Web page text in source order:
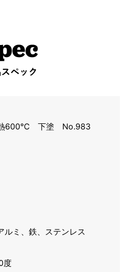
600℃ 下塗 No.983
ミ、鉄、ステンレス
度